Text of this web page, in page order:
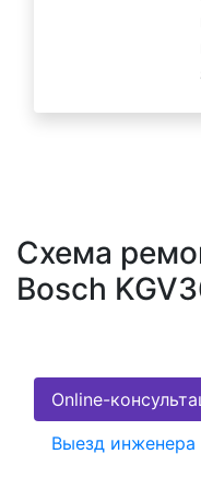
Схема
Bosch
Online-
Выезд инженера